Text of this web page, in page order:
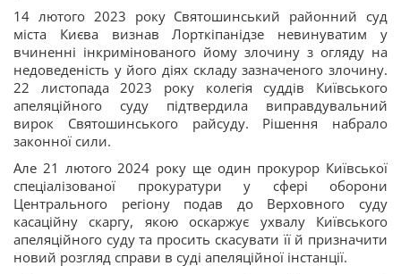
14 лютого 2023 року Святошинський районний суд
міста Києва визнав Лорткіпанідзе невинуватим у
вчиненні інкримінованого йому злочину з огляду на
недоведеність у його діях складу зазначеного злочину.
22 листопада 2023 року колегія суддів Київського
апеляційного суду підтвердила виправдувальний
вирок Святошинського райсуду. Рішення набрало
законної сили.
Але 21 лютого 2024 року ще один прокурор Київської
спеціалізованої прокуратури у сфері оборони
Центрального регіону подав до Верховного суду
касаційну скаргу, якою оскаржує ухвалу Київського
апеляційного суду та просить скасувати її й призначити
новий розгляд справи в суді апеляційної інстанції.